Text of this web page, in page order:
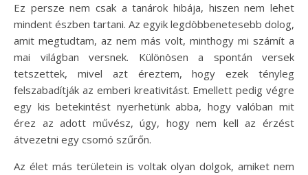
Ez persze nem csak a tanárok hibája, hiszen nem lehet
mindent észben tartani. Az egyik legdöbbenetesebb dolog,
amit megtudtam, az nem más volt, minthogy mi számít a
mai világban versnek. Különösen a spontán versek
tetszettek, mivel azt éreztem, hogy ezek tényleg
felszabadítják az emberi kreativitást. Emellett pedig végre
egy kis betekintést nyerhetünk abba, hogy valóban mit
érez az adott művész, úgy, hogy nem kell az érzést
átvezetni egy csomó szűrőn.
Az élet más területein is voltak olyan dolgok, amiket nem